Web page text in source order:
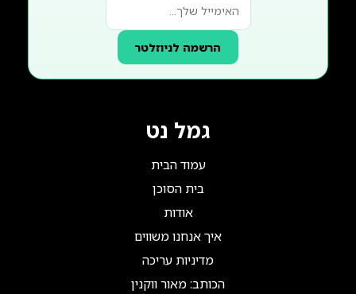
הרשמה לניוזלטר
גמל נט
עמוד הבית
בית הסוכן
אודות
איך אנחנו משווים
מדיניות עריכה
הכותב: מאור ווקנין